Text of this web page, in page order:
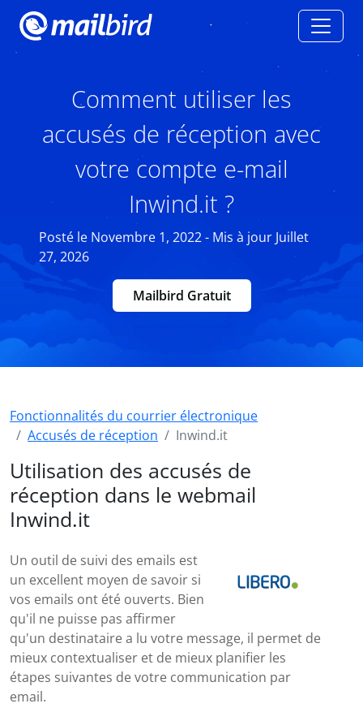
Comment utiliser les
accusés de réception avec
votre compte e-mail
Inwind.it ?
Posté le Novembre 1, 2022 - Mis à jour Juillet
27, 2026
Mailbird Gratuit
Fonctionnalités du courrier électronique
Accusés de réception
Inwind.it
Utilisation des accusés de
réception dans le webmail
Inwind.it
Un outil de suivi des emails est
un excellent moyen de savoir si
vos emails ont été ouverts. Bien
qu'il ne puisse pas affirmer
qu'un destinataire a lu votre message, il permet de
mieux contextualiser et de mieux planifier les
étapes suivantes de votre communication par
email.